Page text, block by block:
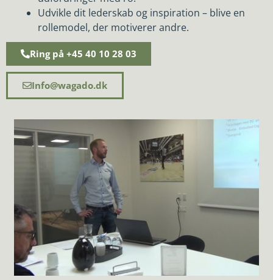
Udvikle dit lederskab og inspiration – blive en
rollemodel, der motiverer andre.
Ring på +45 40 10 28 03
Info@wagado.dk